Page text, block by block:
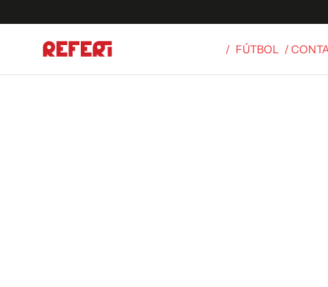
/ FÚTBOL /